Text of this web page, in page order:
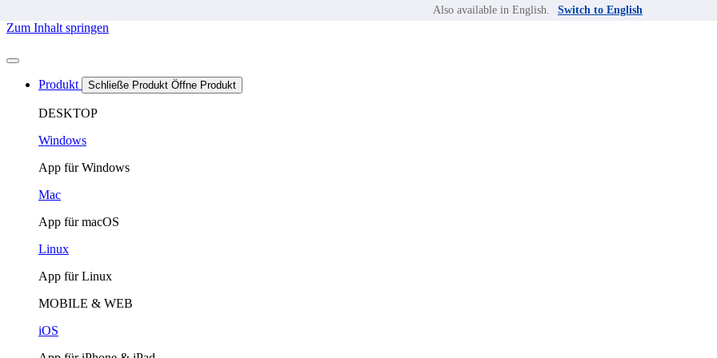
Also available in English. Switch to English
Zum Inhalt springen
Produkt Schließe Produkt Öffne Produkt
DESKTOP
Windows
App für Windows
Mac
App für macOS
Linux
App für Linux
MOBILE & WEB
iOS